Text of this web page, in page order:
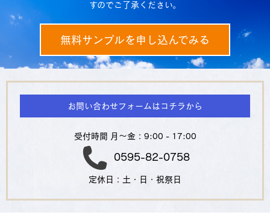
すのでご了承ください。
無料サンプルを申し込んでみる
お問い合わせフォームはコチラから
受付時間 月～金：9:00 - 17:00
0595-82-0758
定休日：土・日・祝祭日